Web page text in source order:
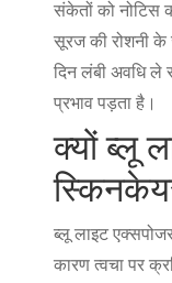
संकेतों को नोटिस
सूरज की रोशनी के
दिन लंबी अवधि
प्रभाव पड़ता है।
क्यों ब्लू
ब्लू लाइट
कारण त्वचा पर